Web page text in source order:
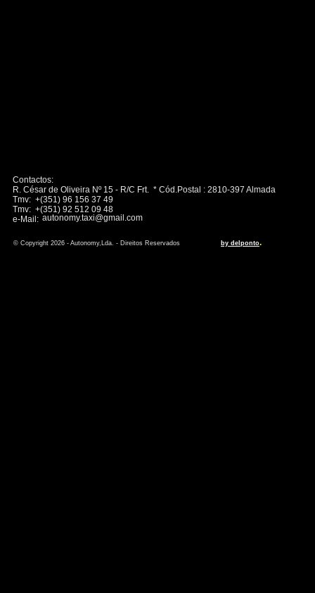
Contactos:
R. César de Oliveira Nº 15 - R/C Frt. * Cód.Postal : 2810-397 Almada
Tmv: +(351) 96 156 37 49
Tmv: +(351) 92 512 09 48
e-Mail:
© Copyright 2026 - Autonomy,Lda. - Direitos Reservados by delponto.
autonomy.taxi@gmail.com